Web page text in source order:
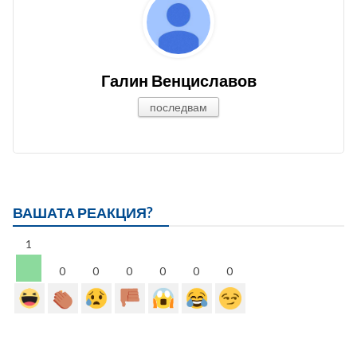
Галин Венциславов
последвам
ВАШАТА РЕАКЦИЯ?
1
0
0 0 0 0 0